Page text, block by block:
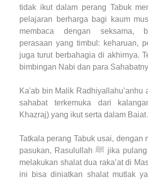
tidak ikut dalam perang Tabuk
pelajaran berharga bagi kaum
membaca dengan seksama,
perasaan yang timbul: keharuan,
juga turut berbahagia di akhirnya.
bimbingan Nabi dan para
Ka'ab bin Malik Radhiyallahu’anhu
sahabat terkemuka dari
Khazraj) yang ikut serta dalam
Tatkala perang Tabuk usai, dengan
pasukan, Rasulullah ﷺ jika pulang dari safar beliau
melakukan shalat dua raka’at di
ini bisa diniatkan shalat mutlak